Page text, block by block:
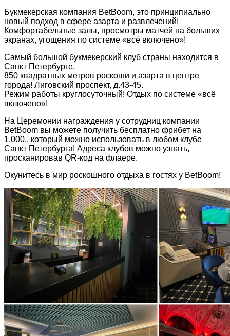
Букмекерская компания BetBoom, это принципиально
новый подход в сфере азарта и развлечений!
Комфортабельные залы, просмотры матчей на больших
экранах, угощения по системе «всё включено»!
Самый большой букмекерский клуб страны находится в
Санкт Петербурге.
850 квадратных метров роскоши и азарта в центре
города! Лиговский проспект, д.43-45.
Режим работы круглосуточный! Отдых по системе «всё
включено»!
На Церемонии награждения у сотрудниц компании
BetBoom вы можете получить бесплатно фрибет на
1.000., который можно использовать в любом клубе
Санкт Петербурга! Адреса клубов можно узнать,
просканировав QR-код на флаере.
Окунитесь в мир роскошного отдыха в гостях у BetBoom!